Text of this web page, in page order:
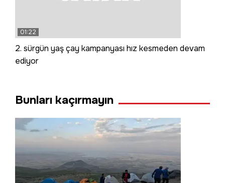
01:22
2. sürgün yaş çay kampanyası hız kesmeden devam
ediyor
Bunları kaçırmayın